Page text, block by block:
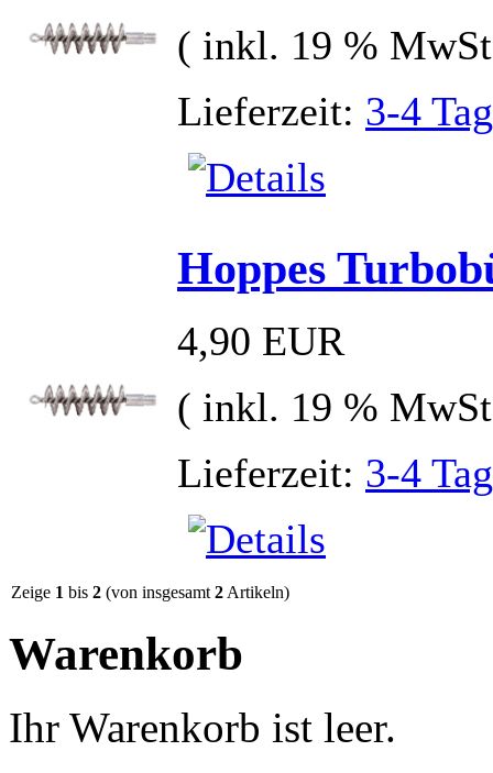
( inkl. 19 %
Lieferzeit: 3-4
Hoppes
4,90 EUR
( inkl. 19 %
Lieferzeit: 3-4
Zeige 1 bis 2 (von insgesamt 2 Artikeln)
Warenkorb
Ihr Warenkorb ist leer.